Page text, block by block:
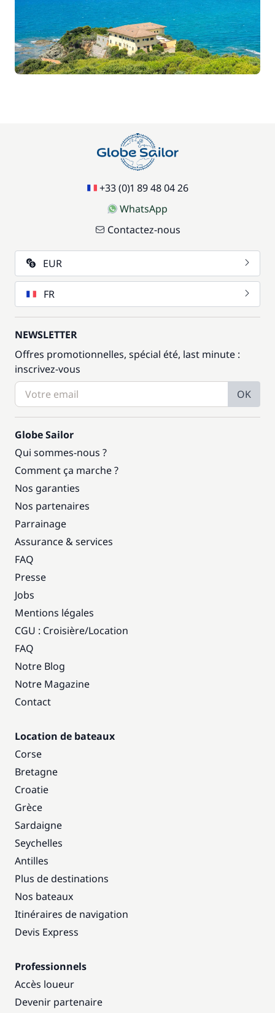
+33 (0)1 89 48 04 26
WhatsApp
Contactez-nous
EUR
FR
NEWSLETTER
Offres promotionnelles, spécial été, last minute :
inscrivez-vous
OK
Globe Sailor
Qui sommes-nous ?
Comment ça marche ?
Nos garanties
Nos partenaires
Parrainage
Assurance & services
FAQ
Presse
Jobs
Mentions légales
CGU : Croisière/Location
FAQ
Notre Blog
Notre Magazine
Contact
Location de bateaux
Corse
Bretagne
Croatie
Grèce
Sardaigne
Seychelles
Antilles
Plus de destinations
Nos bateaux
Itinéraires de navigation
Devis Express
Professionnels
Accès loueur
Devenir partenaire